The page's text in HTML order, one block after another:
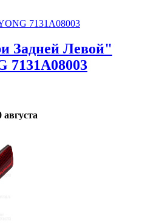
Задней Левой"
7131A08003
августа